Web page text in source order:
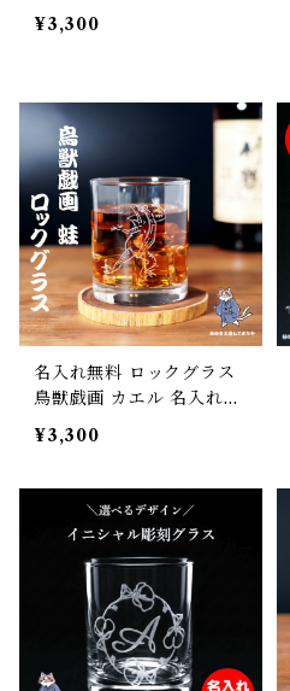
¥3,300
名入れ無料 ロックグラス
鳥獣戯画 カエル 名入れ可
能 和風 和柄 お酒 焼酎 ウ
ィスキー 酒器 父の日 敬老
お名前 彫刻 刻印 蛙 frog
¥3,300